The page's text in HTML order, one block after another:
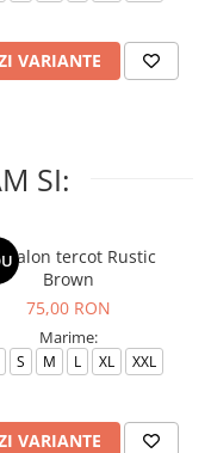
VARIANTE
SI:
tercot Rustic
Brown
75,00 RON
Marime:
S M L XL XXL
VARIANTE